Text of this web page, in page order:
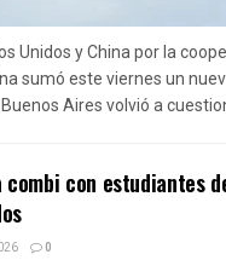
Unidos y China por la
sumó este viernes un
Aires volvió a
combi con estudiantes
0